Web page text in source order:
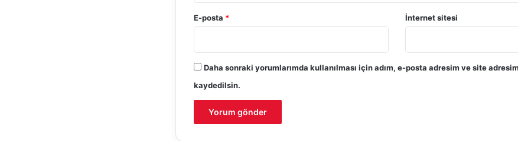
E-posta * İnternet sitesi
Daha sonraki yorumlarımda kullanılması için adım, e-posta adresim ve site
kaydedilsin.